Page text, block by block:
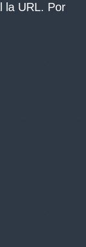
la URL. Por